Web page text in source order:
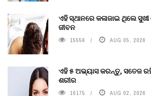
ଏହି ସ୍ଥାନରେ କଳାଜାଇ ଥିଲେ
ଜୀବନ
15556 AUG 05, 2026
ଏହି ୫ ଅଭ୍ୟାସ କରନ୍ତୁ, ସତେଜ
ଶରୀର
16175 AUG 02, 2026